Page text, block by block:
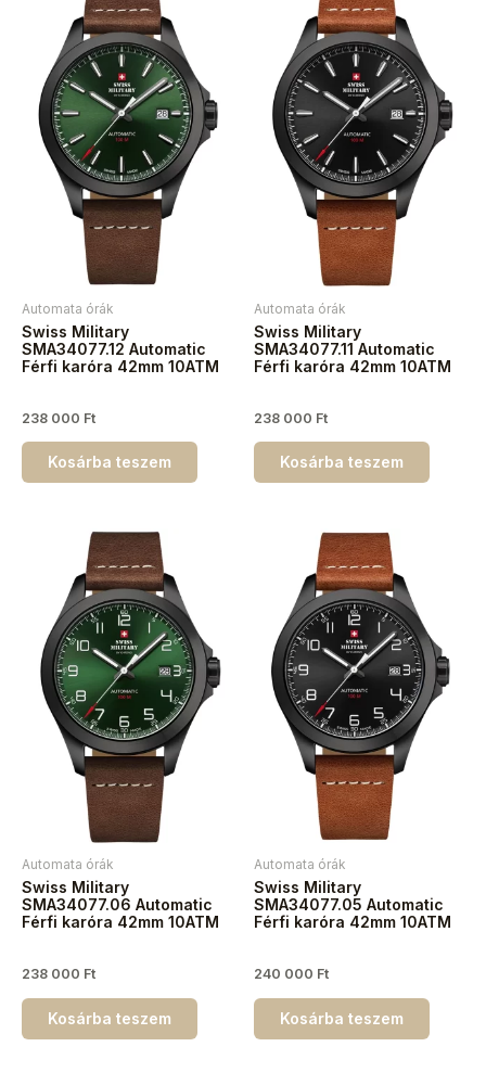
Automata órák
Swiss Military
SMA34077.12 Automatic
Férfi karóra 42mm 10ATM
238 000 Ft
Kosárba teszem
Automata órák
Swiss Military
SMA34077.11 Automatic
Férfi karóra 42mm 10ATM
238 000 Ft
Kosárba teszem
Automata órák
Swiss Military
SMA34077.06 Automatic
Férfi karóra 42mm 10ATM
238 000 Ft
Kosárba teszem
Automata órák
Swiss Military
SMA34077.05 Automatic
Férfi karóra 42mm 10ATM
240 000 Ft
Kosárba teszem